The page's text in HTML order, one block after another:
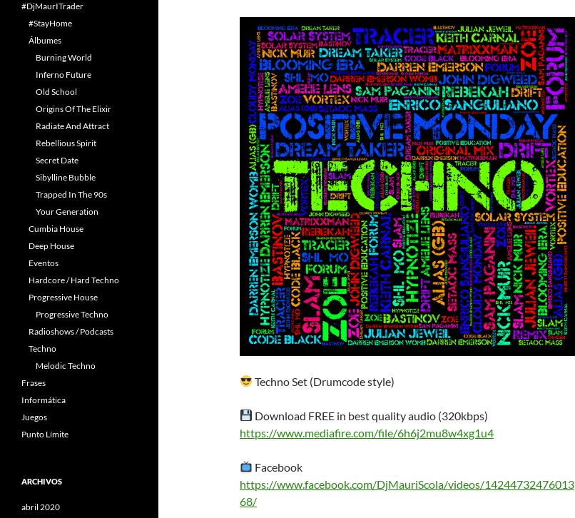
Techno Set (Drumcode style)
Download FREE in best quality audio (320kbps)
https://www.mediafire.com/file/6h6j2mu8w4xg1u4
Facebook
https://www.facebook.com/DjMauriScola/videos/14244732476013
68/
#DjMaurITrader
#StayHome
Álbumes
Burning World
Inferno Future
Old School
Origins Of The Elixir
Radiate And Attract
Rebellious Spirit
Secret Date
Sibylline Bubble
Trapped In The 90s
Your Generation
Cumbia House
Deep House
Eventos
Hardcore / Hard Techno
Progressive House
Progressive Techno
Radioshows / Podcasts
Techno
Melodic Techno
Frases
Informática
Juegos
Punto Límite
ARCHIVOS
abril 2020